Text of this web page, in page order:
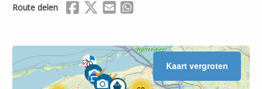
Route delen Delen via Facebook
Delen via X (Twitter)
Delen via Mail
Kaart vergroten